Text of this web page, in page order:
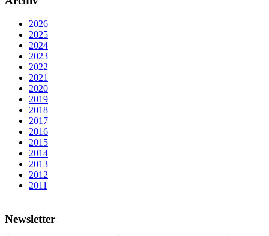
2026
2025
2024
2023
2022
2021
2020
2019
2018
2017
2016
2015
2014
2013
2012
2011
Newsletter